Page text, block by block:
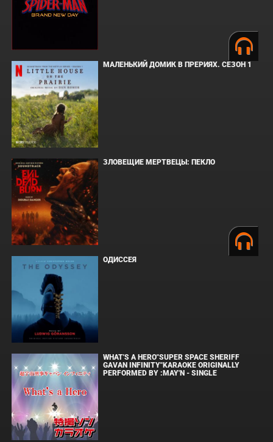
МАЛЕНЬКИЙ ДОМИК В ПРЕРИЯХ. СЕЗОН 1
ЗЛОВЕЩИЕ МЕРТВЕЦЫ: ПЕКЛО
ОДИССЕЯ
WHAT'S A HERO"SUPER SPACE SHERIFF
GAVAN INFINITY"KARAOKE ORIGINALLY
PERFORMED BY :MAY'N - SINGLE